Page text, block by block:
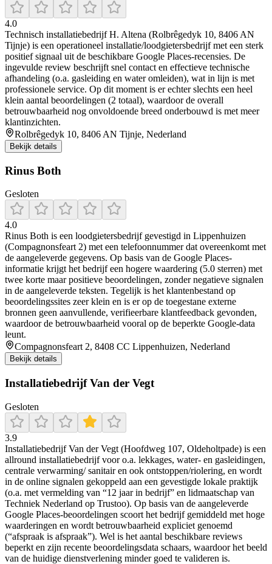
4.0
Technisch installatiebedrijf H. Altena (Rolbrêgedyk 10, 8406 AN
Tijnje) is een operationeel installatie/loodgietersbedrijf met een sterk
positief signaal uit de beschikbare Google Places-recensies. De
ingevulde review beschrijft snel contact en effectieve technische
afhandeling (o.a. gasleiding en water omleiden), wat in lijn is met
professionele service. Op dit moment is er echter slechts een heel
klein aantal beoordelingen (2 totaal), waardoor de overall
betrouwbaarheid nog onvoldoende breed onderbouwd is met meer
klantinzichten.
Rolbrêgedyk 10, 8406 AN Tijnje, Nederland
Bekijk details
Rinus Both
Gesloten
4.0
Rinus Both is een loodgietersbedrijf gevestigd in Lippenhuizen
(Compagnonsfeart 2) met een telefoonnummer dat overeenkomt met
de aangeleverde gegevens. Op basis van de Google Places-
informatie krijgt het bedrijf een hogere waardering (5.0 sterren) met
twee korte maar positieve beoordelingen, zonder negatieve signalen
in de aangeleverde teksten. Tegelijk is het klantenbestand op
beoordelingssites zeer klein en is er op de toegestane externe
bronnen geen aanvullende, verifieerbare klantfeedback gevonden,
waardoor de betrouwbaarheid vooral op de beperkte Google-data
leunt.
Compagnonsfeart 2, 8408 CC Lippenhuizen, Nederland
Bekijk details
Installatiebedrijf Van der Vegt
Gesloten
3.9
Installatiebedrijf Van der Vegt (Hoofdweg 107, Oldeholtpade) is een
allround installatiebedrijf voor o.a. lekkages, water- en gasleidingen,
centrale verwarming/ sanitair en ook ontstoppen/riolering, en wordt
in de online signalen gekoppeld aan een gevestigde lokale praktijk
(o.a. met vermelding van “12 jaar in bedrijf” en lidmaatschap van
Techniek Nederland op Trustoo). Op basis van de aangeleverde
Google Places-beoordelingen scoort het bedrijf gemiddeld met hoge
waarderingen en wordt betrouwbaarheid expliciet genoemd
(“afspraak is afspraak”). Wel is het aantal beschikbare reviews
beperkt en zijn recente beoordelingsdata schaars, waardoor het beeld
van de huidige dienstverlening minder goed te valideren is.